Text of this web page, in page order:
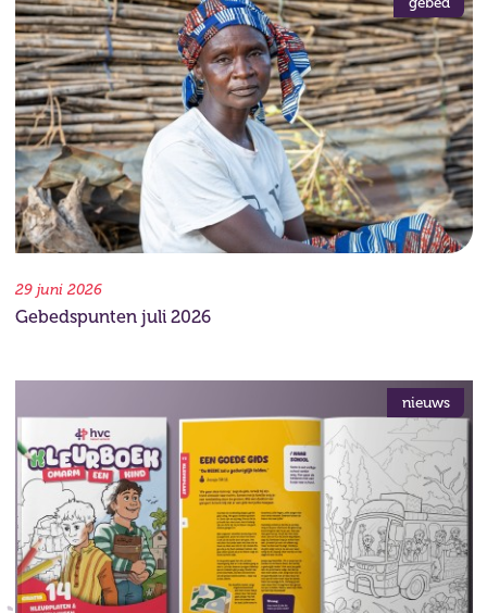
29 juni 2026
Gebedspunten juli 2026
nieuws